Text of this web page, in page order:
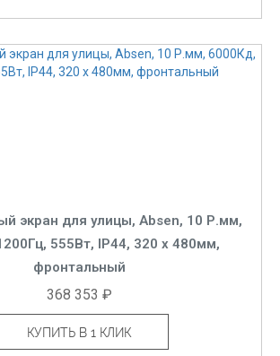
экран для улицы, Absen, 10 Р.мм,
555Вт, IP44, 320 x 480мм,
фронтальный
368 353 ₽
КУПИТЬ В 1 КЛИК